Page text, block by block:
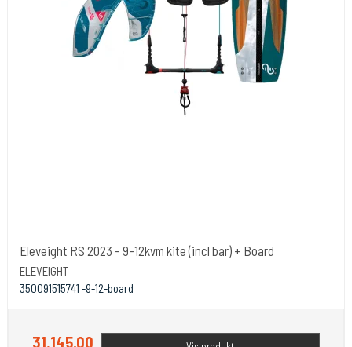
Eleveight RS 2023 - 9-12kvm kite (incl bar) + Board
ELEVEIGHT
350091515741 -9-12-board
31.145,00